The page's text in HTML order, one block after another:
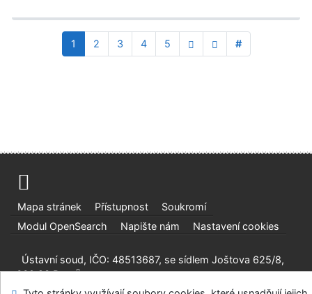
1 2 3 4 5 #
Mapa stránek Přístupnost
Soukromí
Modul OpenSearch
Napište nám Nastavení cookies
Ústavní soud, IČO: 48513687, se sídlem Joštova 625/8,
660 83 Brno